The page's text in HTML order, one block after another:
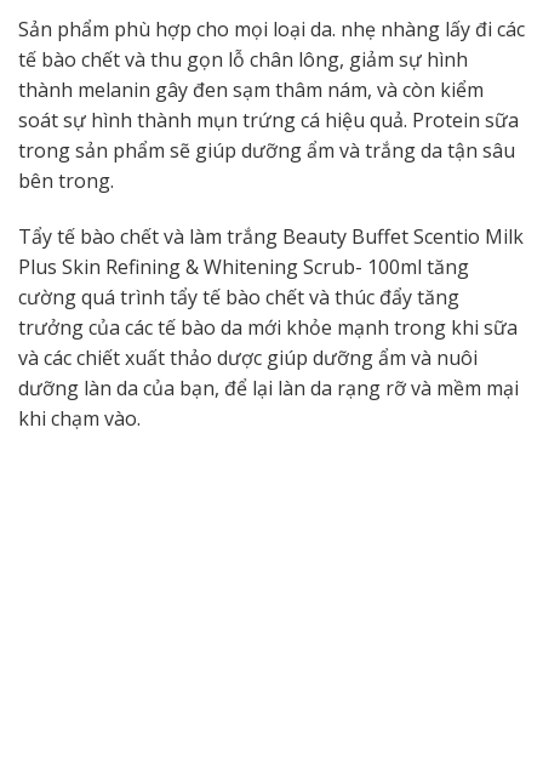
Sản phẩm phù hợp cho mọi loại da. nhẹ nhàng lấy đi các
tế bào chết và thu gọn lỗ chân lông, giảm sự hình
thành melanin gây đen sạm thâm nám, và còn kiểm
soát sự hình thành mụn trứng cá hiệu quả. Protein sữa
trong sản phẩm sẽ giúp dưỡng ẩm và trắng da tận sâu
bên trong.
Tẩy tế bào chết và làm trắng Beauty Buffet Scentio Milk
Plus Skin Refining & Whitening Scrub- 100ml tăng
cường quá trình tẩy tế bào chết và thúc đẩy tăng
trưởng của các tế bào da mới khỏe mạnh trong khi sữa
và các chiết xuất thảo dược giúp dưỡng ẩm và nuôi
dưỡng làn da của bạn, để lại làn da rạng rỡ và mềm mại
khi chạm vào.